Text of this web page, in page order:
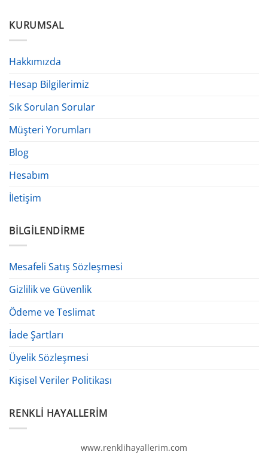
KURUMSAL
Hakkımızda
Hesap Bilgilerimiz
Sık Sorulan Sorular
Müşteri Yorumları
Blog
Hesabım
İletişim
BILGILENDIRME
Mesafeli Satış Sözleşmesi
Gizlilik ve Güvenlik
Ödeme ve Teslimat
İade Şartları
Üyelik Sözleşmesi
Kişisel Veriler Politikası
RENKLI HAYALLERIM
www.renklihayallerim.com